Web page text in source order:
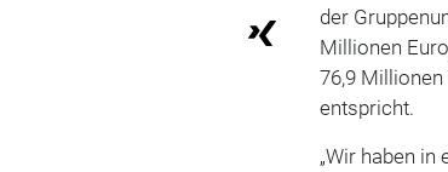
der
Millionen
76,9
entspricht.
„Wir haben